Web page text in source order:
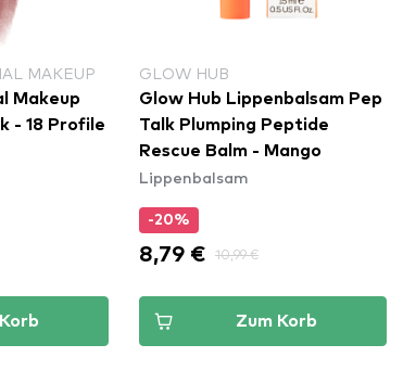
MAKEUP
Makeup
- 18 Profile
GLOW HUB
Glow Hub Lippenbalsam Pep
Talk Plumping Peptide
Rescue Balm - Mango
Lippenbalsam
-20%
8,79 € 10,99 €
Zum Korb